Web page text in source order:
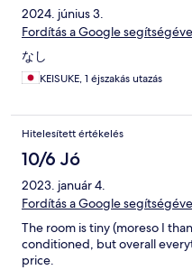
2024. június 3.
Fordítás a Google
なし
KEISUKE, 1 éjszakás utazás
Hitelesített értékelés
10/6 Jó
2023. január 4.
Fordítás a Google
The room is tiny (moreso I
conditioned, but overall
price.